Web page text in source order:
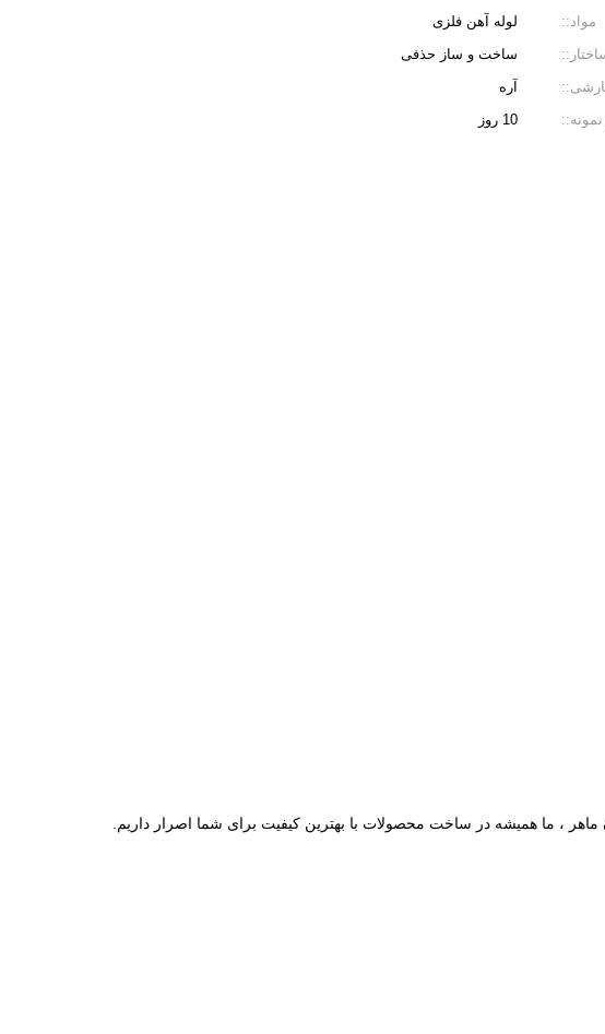
مواد::
لوله آهن فلزی
ساخت و ساز حذفی
آره
10 روز